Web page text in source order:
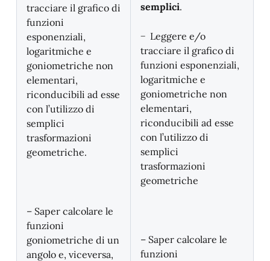
tracciare il grafico di
funzioni
esponenziali,
logaritmiche e
goniometriche non
elementari,
riconducibili ad esse
con l’utilizzo di
semplici
trasformazioni
geometriche.
– Saper calcolare le
funzioni
goniometriche di un
angolo e, viceversa,
semplici.
− Leggere e/o
tracciare il grafico di
funzioni esponenziali,
logaritmiche e
goniometriche non
elementari,
riconducibili ad esse
con l’utilizzo di
semplici
trasformazioni
geometriche
– Saper calcolare le
funzioni